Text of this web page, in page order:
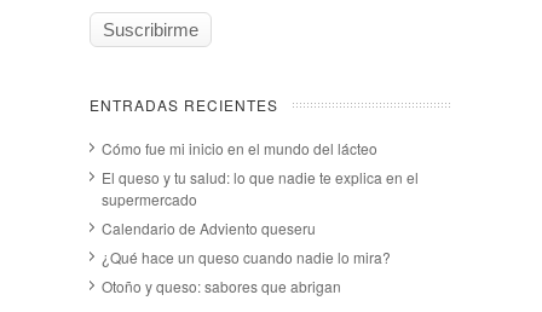
ENTRADAS RECIENTES
Cómo fue mi inicio en el mundo del lácteo
El queso y tu salud: lo que nadie te explica en el
supermercado
Calendario de Adviento queseru
¿Qué hace un queso cuando nadie lo mira?
Otoño y queso: sabores que abrigan